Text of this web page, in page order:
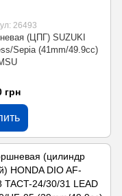
26493
(ЦПГ) SUZUKI
Sepia (41mm/49.9cc)
грн